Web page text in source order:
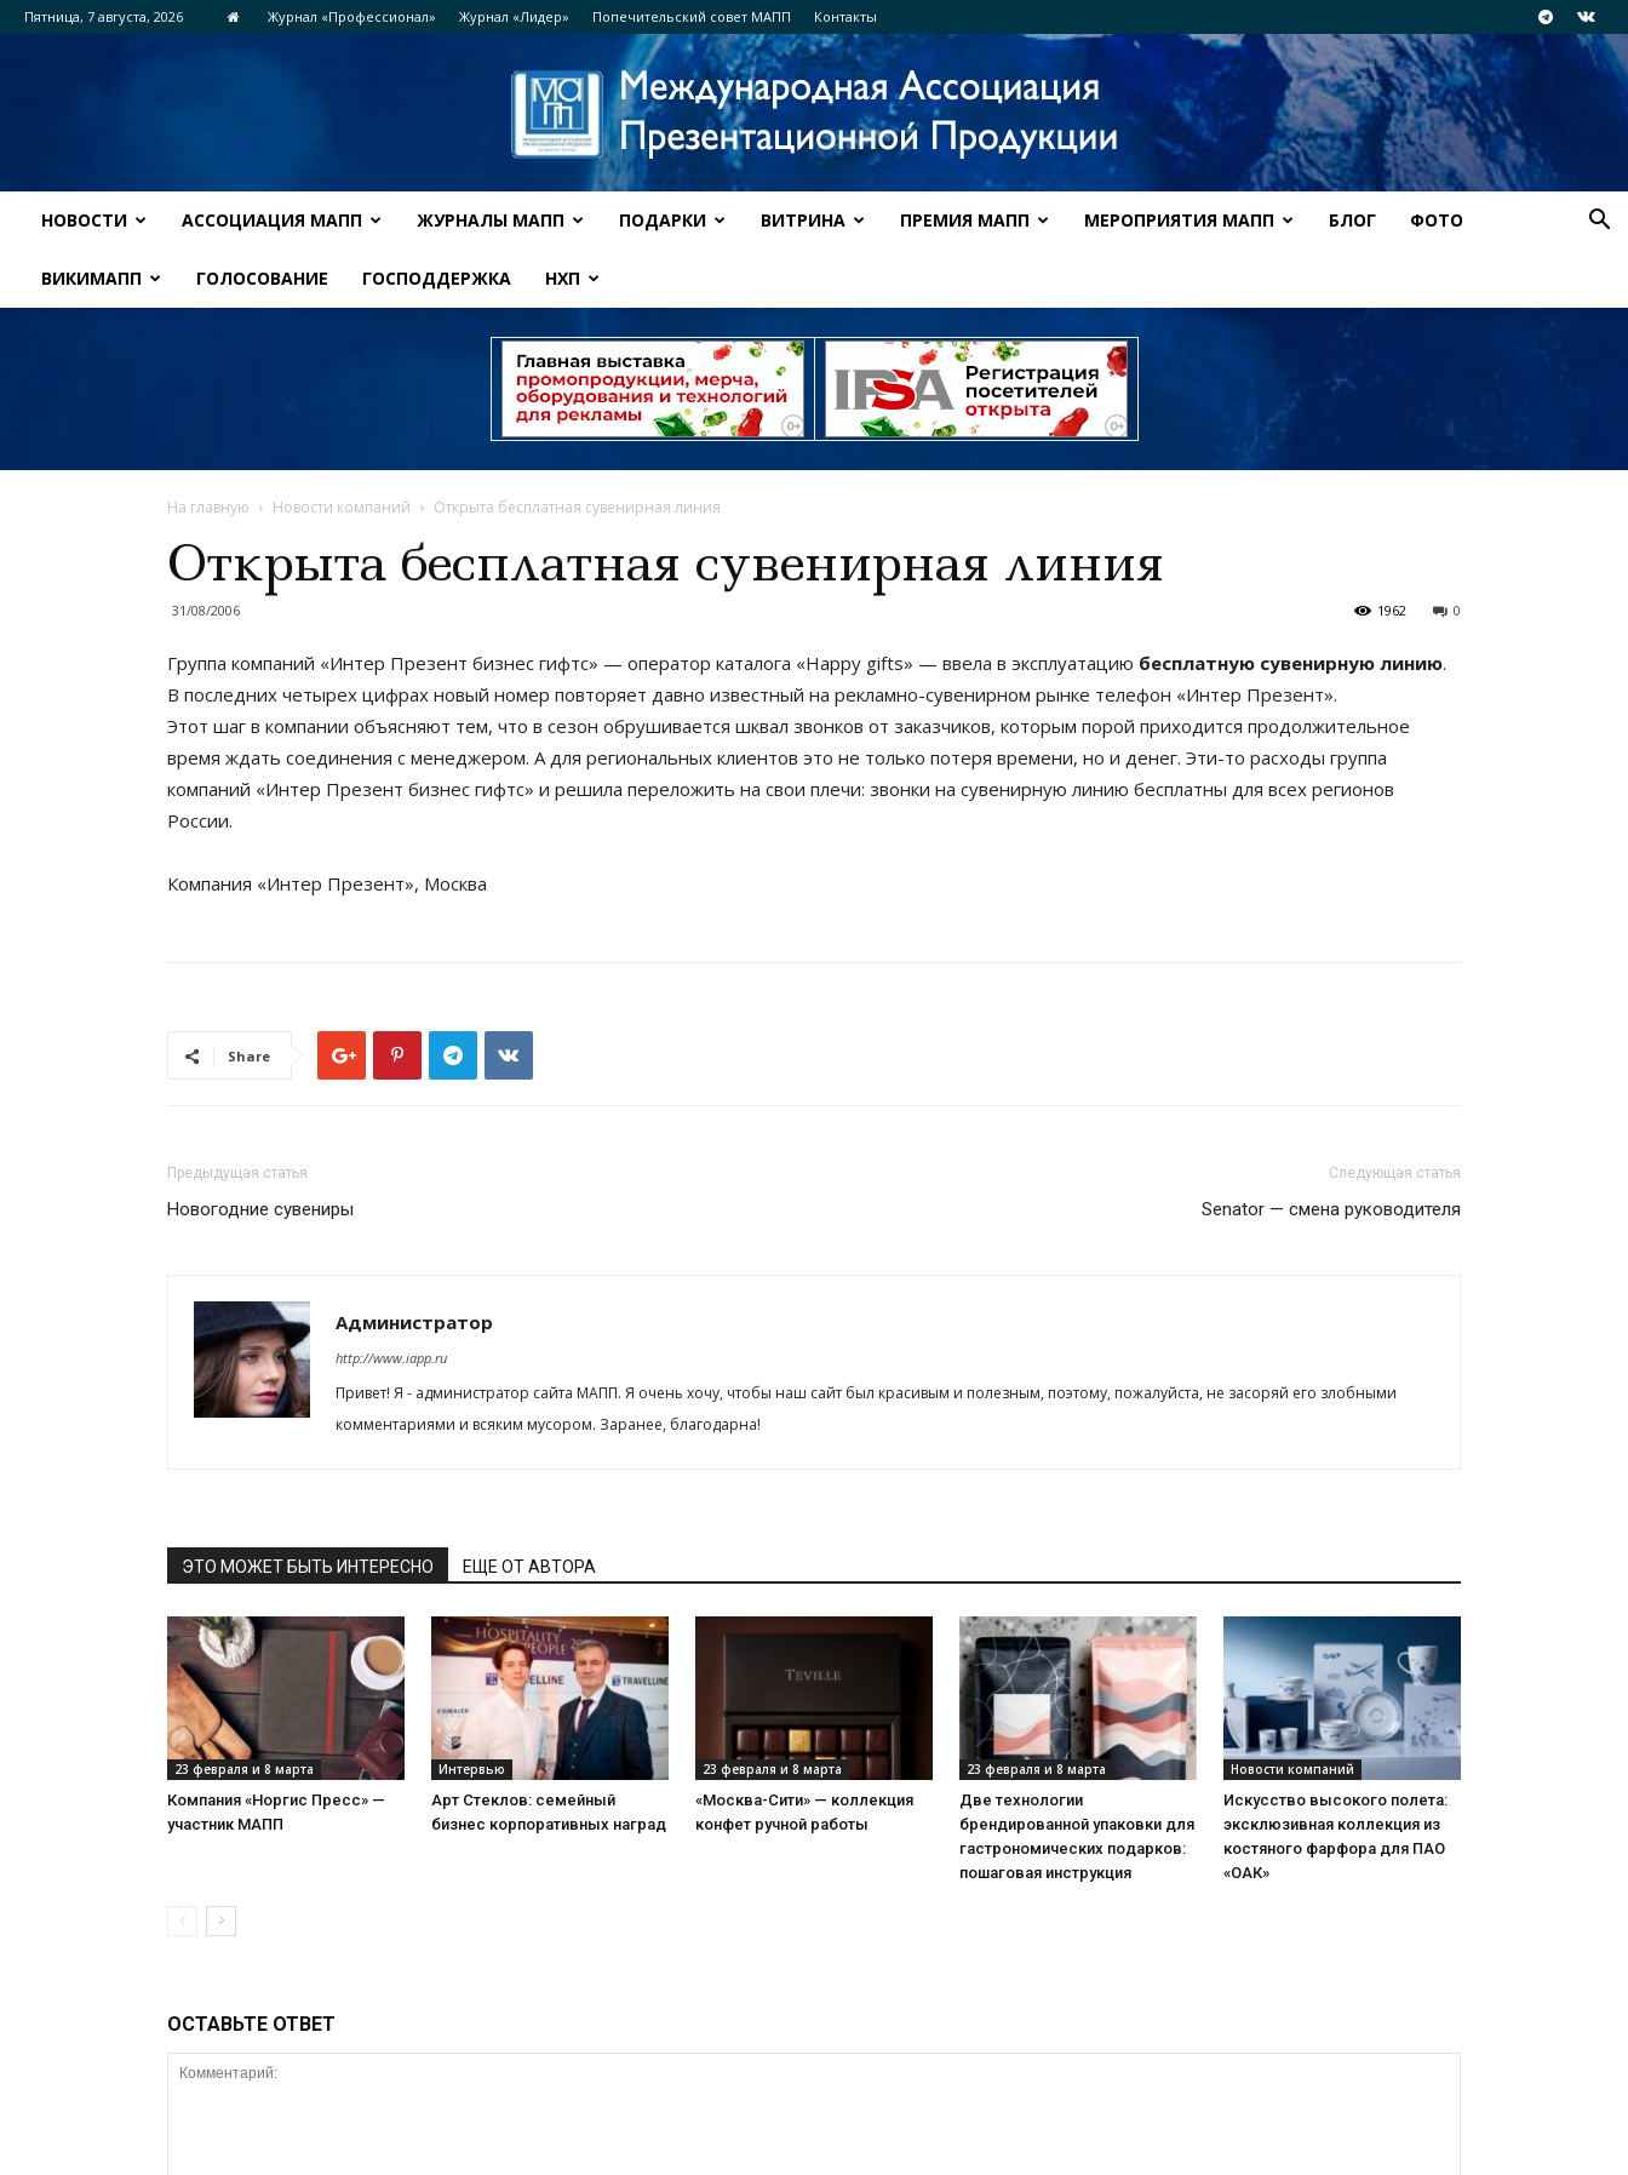
Пятница, 7 августа, 2026 Журнал «Профессионал» Журнал «Лидер» Попечительский совет МАПП Контакты
НОВОСТИ АССОЦИАЦИЯ МАПП ЖУРНАЛЫ МАПП ПОДАРКИ ВИТРИНА ПРЕМИЯ МАПП МЕРОПРИЯТИЯ МАПП БЛОГ ФОТО
ВИКИМАПП ГОЛОСОВАНИЕ ГОСПОДДЕРЖКА НХП
На главную Новости компаний Открыта бесплатная сувенирная линия
Открыта бесплатная сувенирная линия
31/08/2006 0
1962
Группа компаний «Интер Презент бизнес гифтс» — оператор каталога «Happy gifts» — ввела в эксплуатацию бесплатную сувенирную линию.
В последних четырех цифрах новый номер повторяет давно известный на рекламно-сувенирном рынке телефон «Интер Презент».
Этот шаг в компании объясняют тем, что в сезон обрушивается шквал звонков от заказчиков, которым порой приходится продолжительное
время ждать соединения с менеджером. А для региональных клиентов это не только потеря времени, но и денег. Эти-то расходы группа
компаний «Интер Презент бизнес гифтс» и решила переложить на свои плечи: звонки на сувенирную линию бесплатны для всех регионов
России.
Компания «Интер Презент», Москва
Share
Предыдущая статья
Новогодние сувениры
Следующая статья
Senator — смена руководителя
Администратор
http://www.iapp.ru
Привет! Я - администратор сайта МАПП. Я очень хочу, чтобы наш сайт был красивым и полезным, поэтому, пожалуйста, не засоряй его злобными
комментариями и всяким мусором. Заранее, благодарна!
ЭТО МОЖЕТ БЫТЬ ИНТЕРЕСНО ЕЩЕ ОТ АВТОРА
23 февраля и 8 марта
Компания «Норгис Пресс» —
участник МАПП
Интервью
Арт Стеклов: семейный
бизнес корпоративных наград
23 февраля и 8 марта
«Москва-Сити» — коллекция
конфет ручной работы
23 февраля и 8 марта
Две технологии
брендированной упаковки для
гастрономических подарков:
пошаговая инструкция
Новости компаний
Искусство высокого полета:
эксклюзивная коллекция из
костяного фарфора для ПАО
«ОАК»
ОСТАВЬТЕ ОТВЕТ